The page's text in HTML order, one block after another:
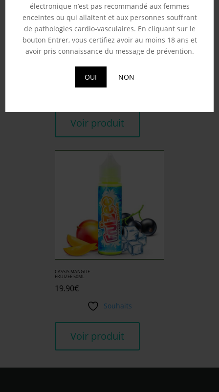
électronique n’est pas recommandé aux femmes
enceintes ou qui allaitent et aux personnes souffrant
de pathologies cardio-vasculaires. En cliquant sur le
bouton Entrer, vous certifiez avoir au moins 18 ans et
avoir pris connaissance du message de prévention.
OUI NON
Voir produit
CASSIS MANGUE –
FRUIZEE 50ML
19.90€
Souhaits
Voir produit